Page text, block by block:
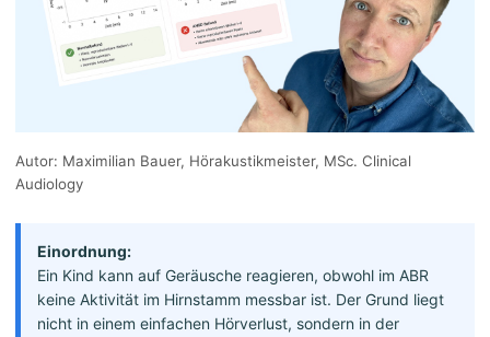
Autor: Maximilian Bauer, Hörakustikmeister, MSc. Clinical
Audiology
Einordnung:
Ein Kind kann auf Geräusche reagieren, obwohl im ABR
keine Aktivität im Hirnstamm messbar ist. Der Grund liegt
nicht in einem einfachen Hörverlust, sondern in der